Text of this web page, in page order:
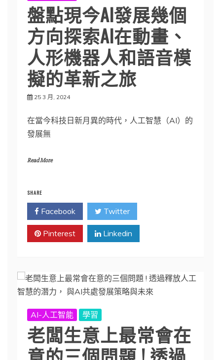
盤點現今AI發展幾個
方向探索AI在動畫、
人形機器人和語音模
擬的革新之旅
25 3 月, 2024
在當今科技日新月異的時代，人工智慧（AI）的
發展無
Read More
SHARE
Facebook Twitter
Pinterest Linkedin
AI-人工智能 學習
老闆生意上最常會在